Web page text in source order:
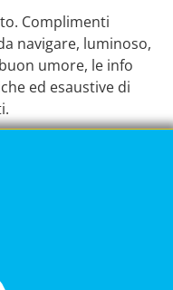
Complimenti
navigare, luminoso,
umore, le info
ed esaustive di